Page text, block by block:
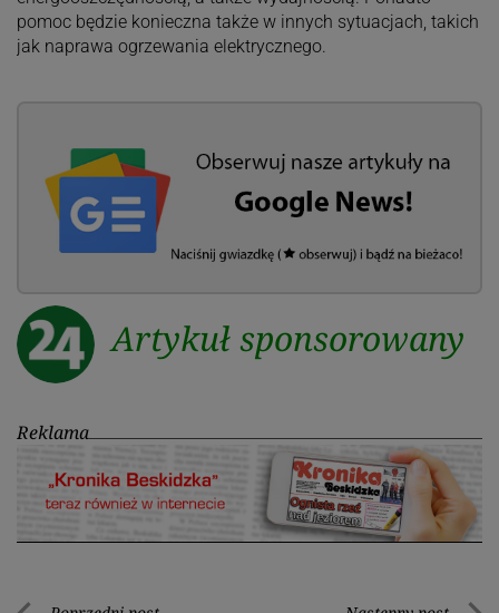
pomoc będzie konieczna także w innych sytuacjach, takich
jak naprawa ogrzewania elektrycznego.
Artykuł sponsorowany
Reklama